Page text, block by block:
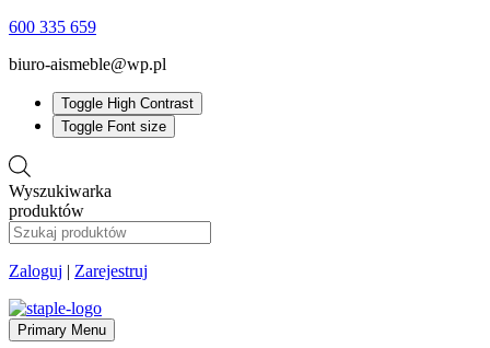
600 335 659
biuro-aismeble@wp.pl
Toggle High Contrast
Toggle Font size
Wyszukiwarka
produktów
Zaloguj | Zarejestruj
Primary Menu